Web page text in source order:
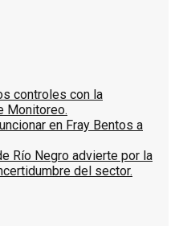
controles con la
Monitoreo.
en Fray Bentos a
Río Negro advierte por la
del sector.